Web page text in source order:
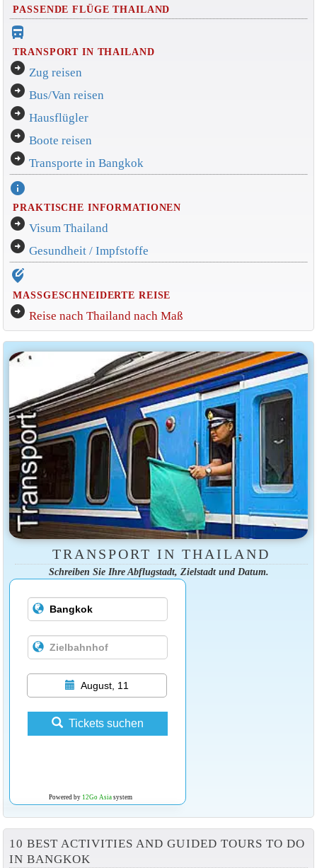
PASSENDE FLÜGE THAILAND
directions_bus_filled
TRANSPORT IN THAILAND
arrow_circle_right Zug reisen
arrow_circle_right Bus/Van reisen
arrow_circle_right Hausflügler
arrow_circle_right Boote reisen
arrow_circle_right Transporte in Bangkok
info
PRAKTISCHE INFORMATIONEN
arrow_circle_right Visum Thailand
arrow_circle_right Gesundheit / Impfstoffe
edit_location_alt
MASSGESCHNEIDERTE REISE
arrow_circle_right Reise nach Thailand nach Maß
TRANSPORT IN THAILAND
Schreiben Sie Ihre Abflugstadt, Zielstadt und Datum.
August, 11
Tickets suchen
Powered by 12Go Asiasystem
10 BEST ACTIVITIES AND GUIDED TOURS TO DO
IN BANGKOK